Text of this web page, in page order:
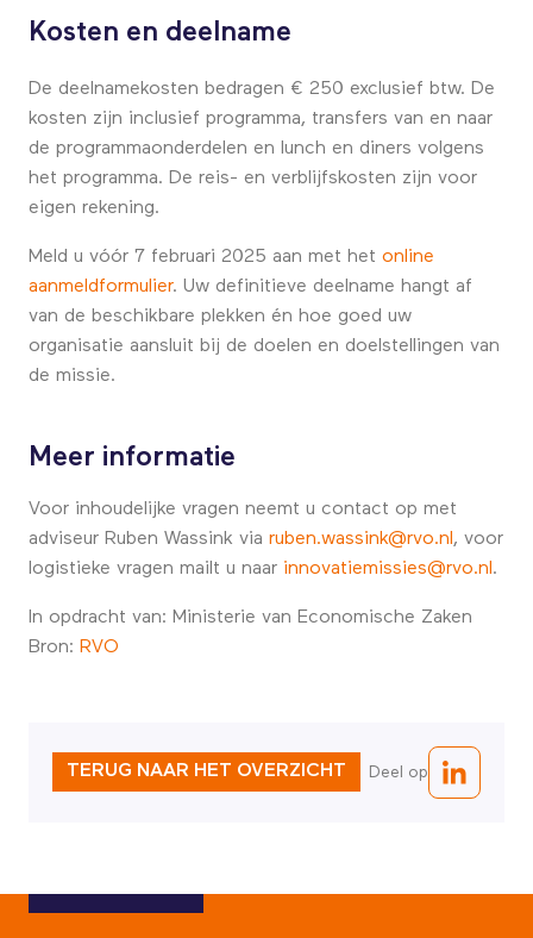
Kosten en deelname
De deelnamekosten bedragen € 250 exclusief btw. De
kosten zijn inclusief programma, transfers van en naar
de programmaonderdelen en lunch en diners volgens
het programma. De reis- en verblijfskosten zijn voor
eigen rekening.
Meld u vóór 7 februari 2025 aan met het online
aanmeldformulier. Uw definitieve deelname hangt af
van de beschikbare plekken én hoe goed uw
organisatie aansluit bij de doelen en doelstellingen van
de missie.
Meer informatie
Voor inhoudelijke vragen neemt u contact op met
adviseur Ruben Wassink via ruben.wassink@rvo.nl , voor
logistieke vragen mailt u naar innovatiemissies@rvo.nl .
In opdracht van: Ministerie van Economische Zaken
Bron: RVO
TERUG NAAR HET OVERZICHT Deel op